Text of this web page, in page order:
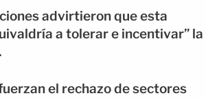
advirtieron que esta
a tolerar e incentivar” la
el rechazo de sectores